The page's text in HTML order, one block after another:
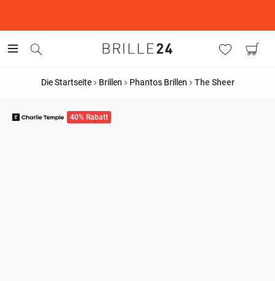
Die Startseite Brillen Phantos Brillen The Sheer
40% Rabatt